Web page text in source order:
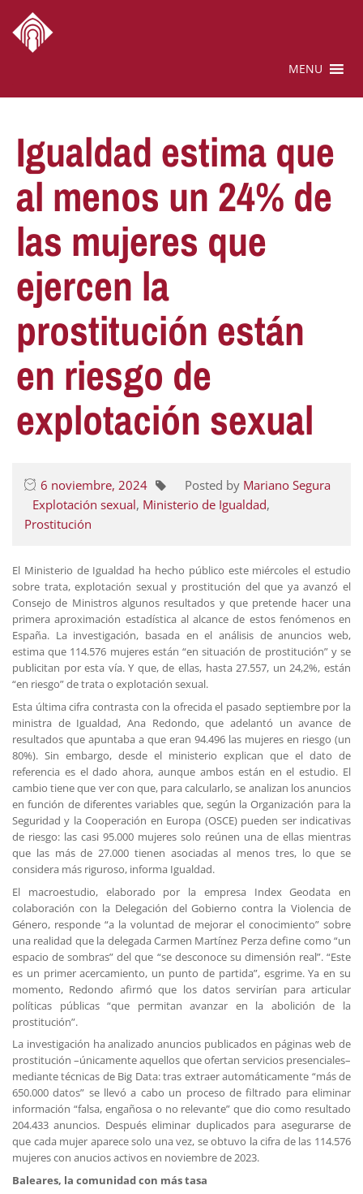
MENU
Igualdad estima que
al menos un 24% de
las mujeres que
ejercen la
prostitución están
en riesgo de
explotación sexual
6 noviembre, 2024 Posted by Mariano Segura
Explotación sexual, Ministerio de Igualdad,
Prostitución
El Ministerio de Igualdad ha hecho público este miércoles el estudio
sobre trata, explotación sexual y prostitución del que ya avanzó el
Consejo de Ministros algunos resultados y que pretende hacer una
primera aproximación estadística al alcance de estos fenómenos en
España. La investigación, basada en el análisis de anuncios web,
estima que 114.576 mujeres están “en situación de prostitución” y se
publicitan por esta vía. Y que, de ellas, hasta 27.557, un 24,2%, están
“en riesgo” de trata o explotación sexual.
Esta última cifra contrasta con la ofrecida el pasado septiembre por la
ministra de Igualdad, Ana Redondo, que adelantó un avance de
resultados que apuntaba a que eran 94.496 las mujeres en riesgo (un
80%). Sin embargo, desde el ministerio explican que el dato de
referencia es el dado ahora, aunque ambos están en el estudio. El
cambio tiene que ver con que, para calcularlo, se analizan los anuncios
en función de diferentes variables que, según la Organización para la
Seguridad y la Cooperación en Europa (OSCE) pueden ser indicativas
de riesgo: las casi 95.000 mujeres solo reúnen una de ellas mientras
que las más de 27.000 tienen asociadas al menos tres, lo que se
considera más riguroso, informa Igualdad.
El macroestudio, elaborado por la empresa Index Geodata en
colaboración con la Delegación del Gobierno contra la Violencia de
Género, responde “a la voluntad de mejorar el conocimiento” sobre
una realidad que la delegada Carmen Martínez Perza define como “un
espacio de sombras” del que “se desconoce su dimensión real”. “Este
es un primer acercamiento, un punto de partida”, esgrime. Ya en su
momento, Redondo afirmó que los datos servirían para articular
políticas públicas “que permitan avanzar en la abolición de la
prostitución”.
La investigación ha analizado anuncios publicados en páginas web de
prostitución –únicamente aquellos que ofertan servicios presenciales–
mediante técnicas de Big Data: tras extraer automáticamente “más de
650.000 datos” se llevó a cabo un proceso de filtrado para eliminar
información “falsa, engañosa o no relevante” que dio como resultado
204.433 anuncios. Después eliminar duplicados para asegurarse de
que cada mujer aparece solo una vez, se obtuvo la cifra de las 114.576
mujeres con anucios activos en noviembre de 2023.
Baleares, la comunidad con más tasa